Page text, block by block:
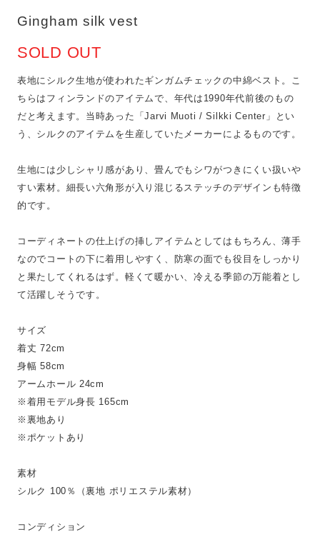
Gingham silk vest
SOLD OUT
表地にシルク生地が使われたギンガムチェックの中綿ベスト。こ
ちらはフィンランドのアイテムで、年代は1990年代前後のもの
だと考えます。当時あった「Jarvi Muoti / Silkki Center」とい
う、シルクのアイテムを生産していたメーカーによるものです。
生地には少しシャリ感があり、畳んでもシワがつきにくい扱いや
すい素材。細長い六角形が入り混じるステッチのデザインも特徴
的です。
コーディネートの仕上げの挿しアイテムとしてはもちろん、薄手
なのでコートの下に着用しやすく、防寒の面でも役目をしっかり
と果たしてくれるはず。軽くて暖かい、冷える季節の万能着とし
て活躍しそうです。
サイズ
着丈 72cm
身幅 58cm
アームホール 24cm
※着用モデル身長 165cm
※裏地あり
※ポケットあり
素材
シルク 100％（裏地 ポリエステル素材）
コンディション